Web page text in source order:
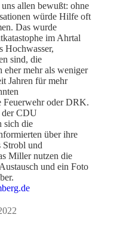
allen bewußt: ohne
würde Hilfe oft
Das wurde
im Ahrtal
Hochwasser,
sind, die
eher mehr als weniger
Jahren für mehr
Feuerwehr oder DRK.
der CDU
sich die
über ihre
Strobl und
Miller nutzen die
und ein Foto